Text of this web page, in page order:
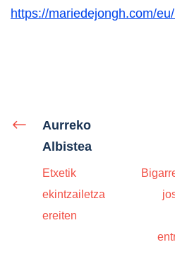
https://mariedejongh.com/
Aurreko
Albistea
Etxetik
ekintzailetza
ereiten